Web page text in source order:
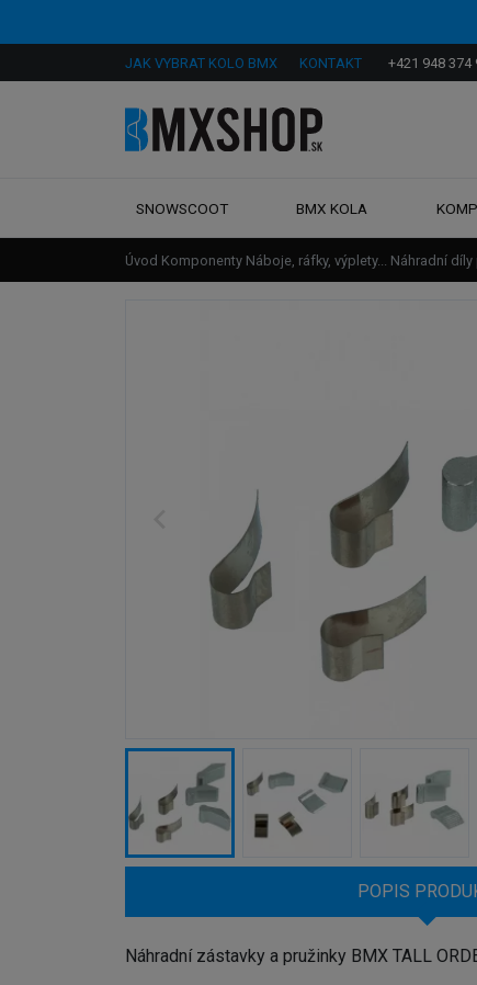
JAK VYBRAT KOLO BMX KONTAKT +421 948 374
SNOWSCOOT BMX KOLA
Úvod Komponenty Náboje, ráfky, výplety... Náhradní
POPIS
Náhradní zástavky a pružinky BMX TALL